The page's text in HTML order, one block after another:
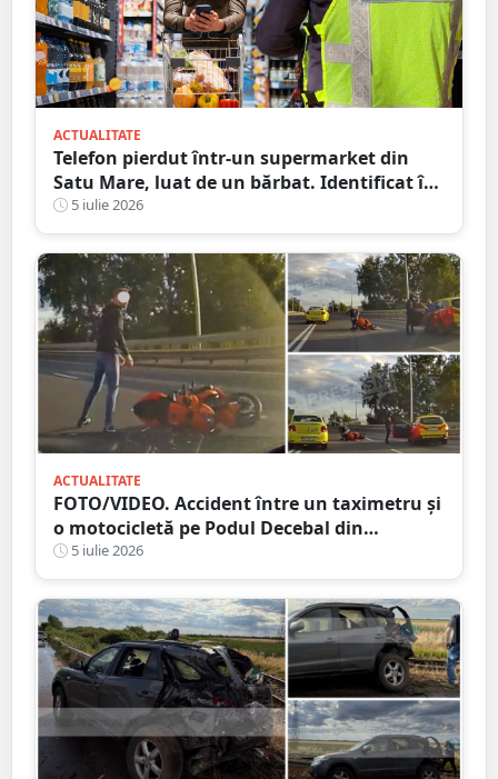
ACTUALITATE
Telefon pierdut într-un supermarket din
Satu Mare, luat de un bărbat. Identificat în
timp record, ce scuză a avut bărbatul
5 iulie 2026
ACTUALITATE
FOTO/VIDEO. Accident între un taximetru și
o motocicletă pe Podul Decebal din
municipiul Satu Mare
5 iulie 2026